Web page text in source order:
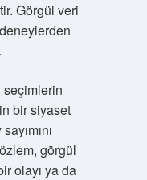
Görgül veri
seçimlerin
bir siyaset
görgül
olayı ya da